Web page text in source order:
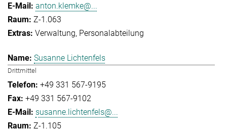
anton.klemke@...
Z-1.063
Verwaltung Personalabteilung
Susanne Lichtenfels
Drittmittel
+49 331 567-9195
+49 331 567-9102
susanne.lichtenfels@...
Z-1.105